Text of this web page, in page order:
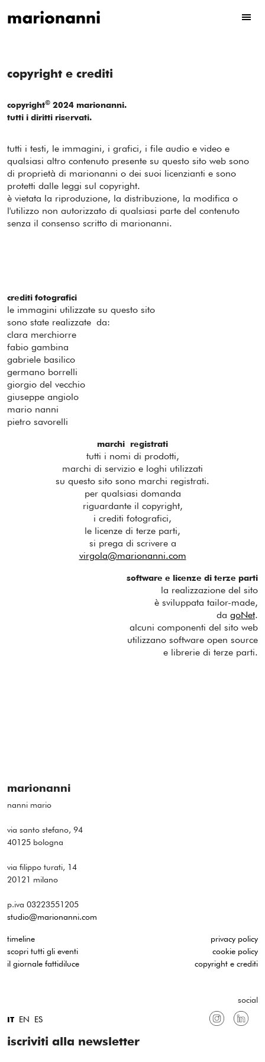
copyright e crediti
copyright© 2024 marionanni.
tutti i diritti riservati.
tutti i testi, le immagini, i grafici, i file audio e video e
qualsiasi altro contenuto presente su questo sito web sono
di proprietà di marionanni o dei suoi licenzianti e sono
protetti dalle leggi sul copyright.
è vietata la riproduzione, la distribuzione, la modifica o
l'utilizzo non autorizzato di qualsiasi parte del contenuto
senza il consenso scritto di marionanni.
crediti fotografici
le immagini utilizzate su questo sito
sono state realizzate da:
clara merchiorre
fabio gambina
gabriele basilico
germano borrelli
giorgio del vecchio
giuseppe angiolo
​mario nanni
pietro savorelli
marchi registrati
tutti i nomi di prodotti,
marchi di servizio e loghi utilizzati
su questo sito sono marchi registrati.
per qualsiasi domanda
riguardante il copyright,
i crediti fotografici,
le licenze di terze parti,
si prega di scrivere a
virgola@marionanni.com
software e licenze di terze parti
la realizzazione del sito
è sviluppata tailor-made,
da goNet.
alcuni componenti del sito web
utilizzano software open source
e librerie di terze parti.
marionanni
nanni mario
via santo stefano, 94
40125 bologna
via filippo turati, 14
20121 milano
p.iva 03223551205
studio@marionanni.com
timeline
scopri tutti gli eventi
il giornale fattidiluce
privacy policy
cookie policy
copyright e crediti
IT EN ES
social
iscriviti alla newsletter